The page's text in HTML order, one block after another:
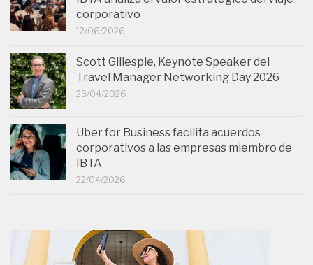
corporativo
12/06/2026
Scott Gillespie, Keynote Speaker del
Travel Manager Networking Day 2026
23/04/2026
Uber for Business facilita acuerdos
corporativos a las empresas miembro de
IBTA
22/04/2026